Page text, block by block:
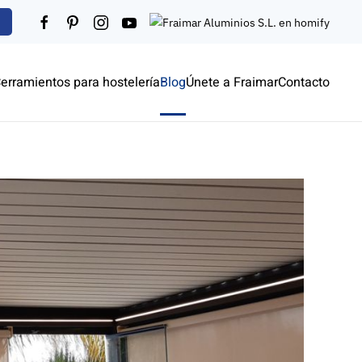
para hosteleríaBlogÚnete a FraimarContacto